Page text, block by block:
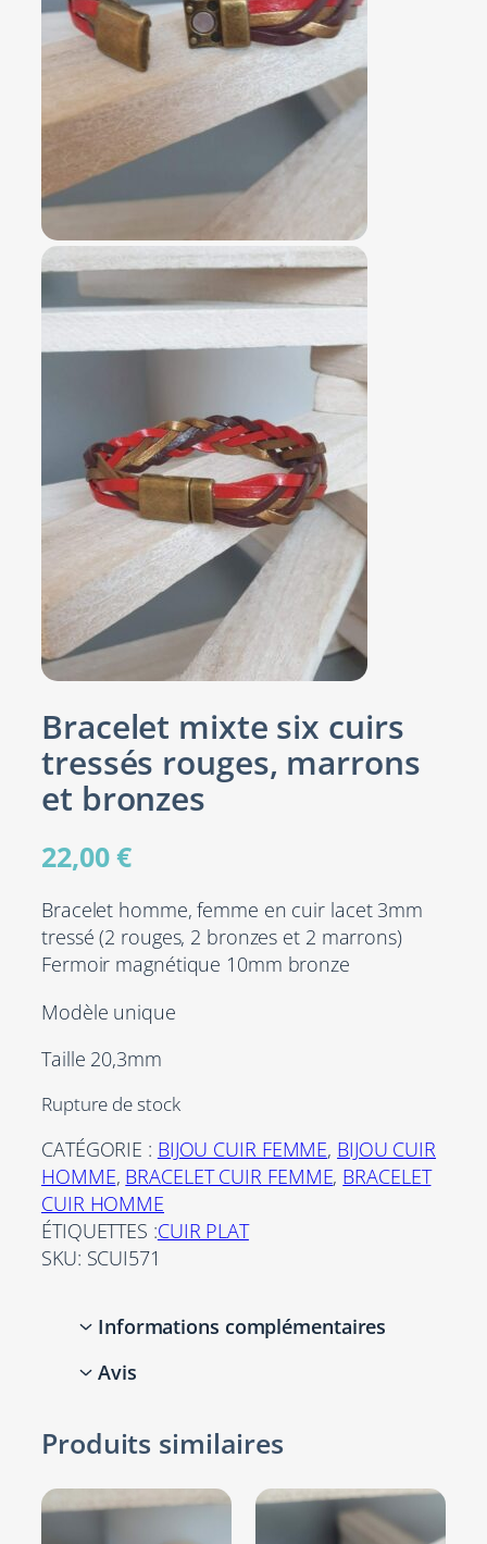
Bracelet mixte six cuirs
tressés rouges, marrons
et bronzes
22,00€
Bracelet homme, femme en cuir lacet 3mm
tressé (2 rouges, 2 bronzes et 2 marrons)
Fermoir magnétique 10mm bronze
Modèle unique
Taille 20,3mm
Rupture de stock
CATÉGORIE : BIJOU CUIR FEMME, BIJOU CUIR
HOMME, BRACELET CUIR FEMME, BRACELET
CUIR HOMME
ÉTIQUETTES :CUIR PLAT
SKU: SCUI571
Informations complémentaires
Bronze,
Avis
0 avis pour Bracelet
mixte six cuirs tressés
rouges, marrons et
Produits similaires